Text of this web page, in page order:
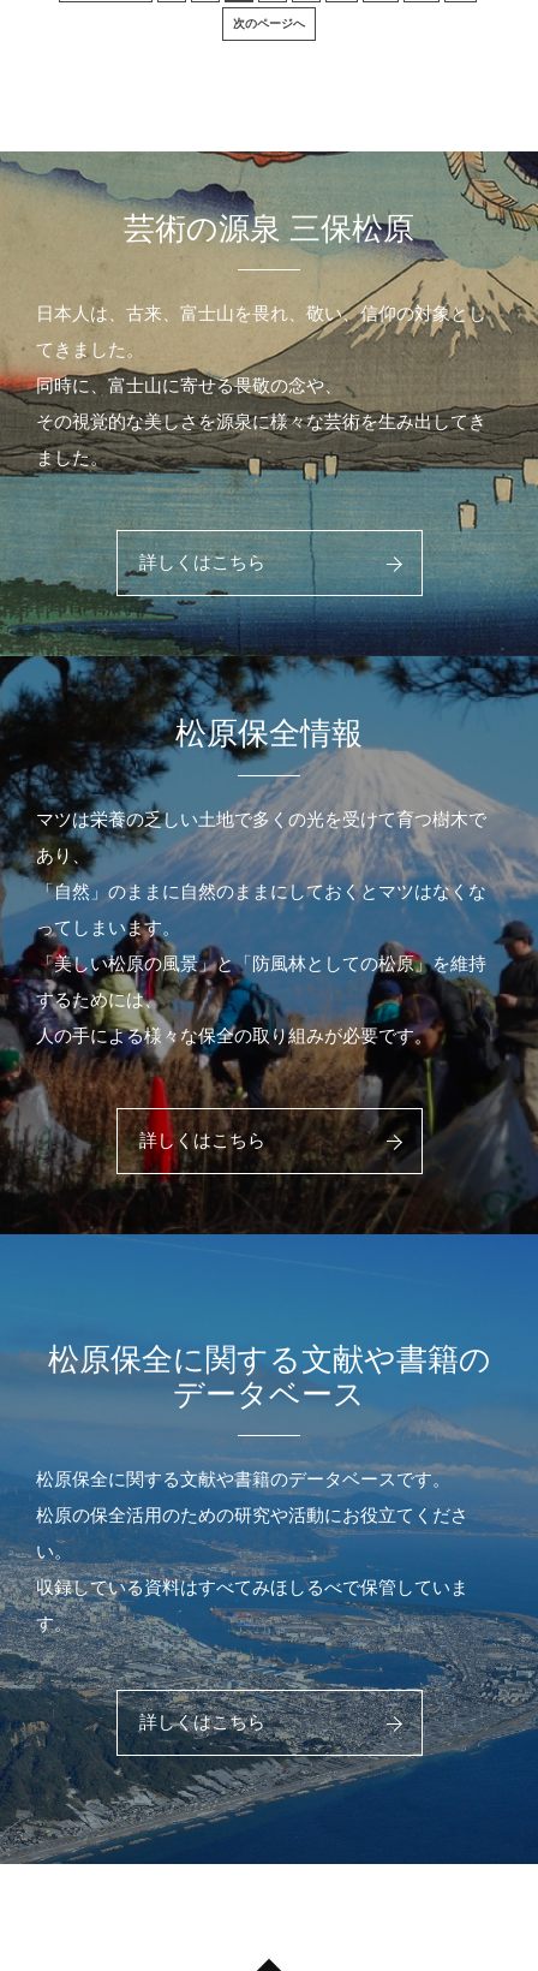
次のページへ
芸術の源泉 三保松原
日本人は、古来、富士山を畏れ、敬い、信仰の対象とし
てきました。
同時に、富士山に寄せる畏敬の念や、
その視覚的な美しさを源泉に様々な芸術を生み出してき
ました。
詳しくはこちら
松原保全情報
マツは栄養の乏しい土地で多くの光を受けて育つ樹木で
あり、
「自然」のままに自然のままにしておくとマツはなくな
ってしまいます。
「美しい松原の風景」と「防風林としての松原」を維持
するためには、
人の手による様々な保全の取り組みが必要です。
詳しくはこちら
松原保全に関する文献や書籍の
データベース
松原保全に関する文献や書籍のデータベースです。
松原の保全活用のための研究や活動にお役立てくださ
い。
収録している資料はすべてみほしるべで保管していま
す。
詳しくはこちら